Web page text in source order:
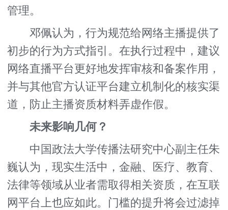
管理。
邓佩认为，行为规范给网络主播提供了
初步的行为方式指引。在执行过程中，建议
网络直播平台更好地发挥审核和备案作用，
并与其他官方认证平台建立机制化的核实渠
道，防止主播资质材料弄虚作假。
未来影响几何？
中国政法大学传播法研究中心副主任朱
巍认为，现实生活中，金融、医疗、教育、
法律等领域从业者需取得相关资质，在互联
网平台上也应如此。门槛的提升将会过滤掉